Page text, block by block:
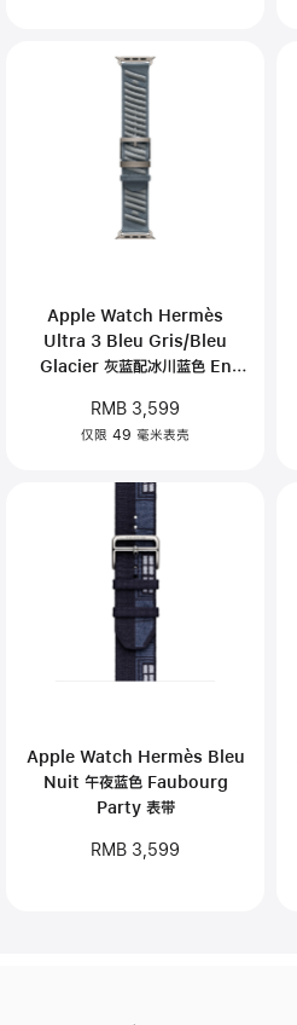
Apple Watch Hermès
Ultra 3 Bleu Gris/Bleu
Glacier 灰蓝配冰川蓝色 En
RMB 3,599
仅限 49 毫米表壳
Apple Watch Hermès Bleu
Nuit 午夜蓝色 Faubourg
Party 表带
RMB 3,599